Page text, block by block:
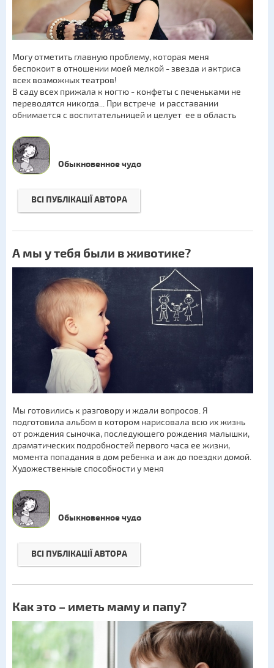
Могу отметить главную проблему, которая меня
беспокоит в отношении моей мелкой - звезда и актриса
всех возможных театров!
В саду всех прижала к ногтю - конфеты с печеньками не
переводятся никогда... При встрече и расставании
обнимается с воспитательницей и целует ее в область
Обыкновенное чудо
ВСІ ПУБЛІКАЦІЇ АВТОРА
А мы у тебя были в животике?
Мы готовились к разговору и ждали вопросов. Я
подготовила альбом в котором нарисовала всю их жизнь
от рождения сыночка, последующего рождения малышки,
драматических подробностей первого часа ее жизни,
момента попадания в дом ребенка и аж до поездки домой.
Художественные способности у меня
Обыкновенное чудо
ВСІ ПУБЛІКАЦІЇ АВТОРА
Как это – иметь маму и папу?